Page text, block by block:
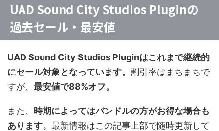
UAD Sound City Studios Pluginの
過去セール・最安値
UAD Sound City Studios Pluginはこれまで継続的
にセール対象となっています。 割引率はまちまちで
すが、 最安値で88%オフ。
また、 時期によってはバンドルの方がお得な場合も
あります。 最新情報はこの記事上部で随時更新して